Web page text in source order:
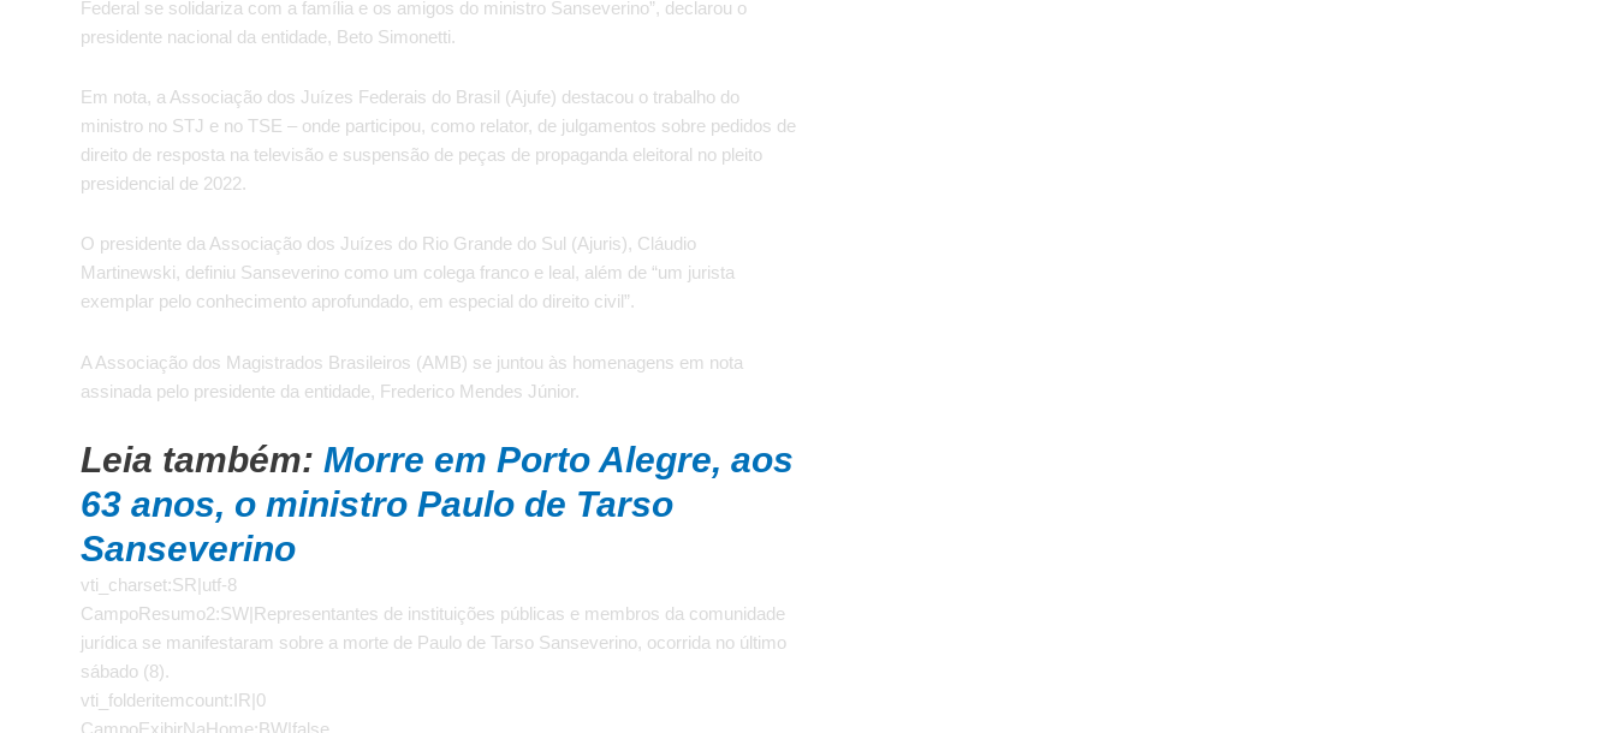
Federal se solidariza com a família e os amigos do ministro Sanseverino”, declarou o
presidente nacional da entidade, Beto Simonetti.
Em nota, a Associação dos Juízes Federais do Brasil (Ajufe) destacou o trabalho do
ministro no STJ e no TSE – onde participou, como relator, de julgamentos sobre pedidos de
direito de resposta na televisão e suspensão de peças de propaganda eleitoral no pleito
presidencial de 2022.
O presidente da Associação dos Juízes do Rio Grande do Sul (Ajuris), Cláudio
Martinewski, definiu Sanseverino como um colega franco e leal, além de “um jurista
exemplar pelo conhecimento aprofundado, em especial do direito civil”.
A Associação dos Magistrados Brasileiros (AMB) se juntou às homenagens em nota
assinada pelo presidente da entidade, Frederico Mendes Júnior.
Leia também: Morre em Porto Alegre, aos
63 anos, o ministro Paulo de Tarso
Sanseverino
vti_charset:SR|utf-8
CampoResumo2:SW|Representantes de instituições públicas e membros da comunidade
jurídica se manifestaram sobre a morte de Paulo de Tarso Sanseverino, ocorrida no último
sábado (8).
vti_folderitemcount:IR|0
CampoExibirNaHome:BW|false